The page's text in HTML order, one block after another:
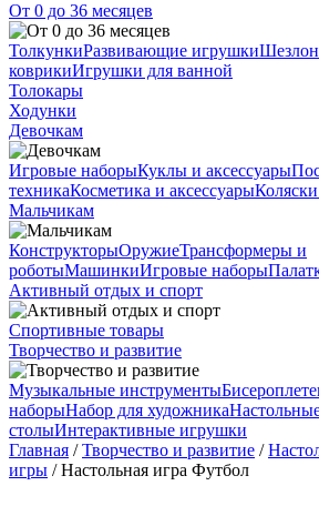
От 0 до 36 месяцев
ТолкункиРазвивающие игрушки
коврикиИгрушки для ванной
Толокары
Ходунки
Девочкам
Игровые наборыКуклы и аксессуары
техникаКосметика и аксессуары
Мальчикам
КонструкторыОружиеТрансформеры и
роботыМашинкиИгровые наборы
Активный отдых и спорт
Спортивные товары
Творчество и развитие
Музыкальные инструменты
наборыНабор для художника
столыИнтерактивные игрушки
Главная /Творчество и развитие /
игры / Настольная игра Футбол